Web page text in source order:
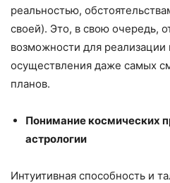
реальностью,
своей). Это, в свою очередь,
возможности для реализации
осуществления даже самых
планов.
Понимание космических
астрологии
Интуитивная способность и